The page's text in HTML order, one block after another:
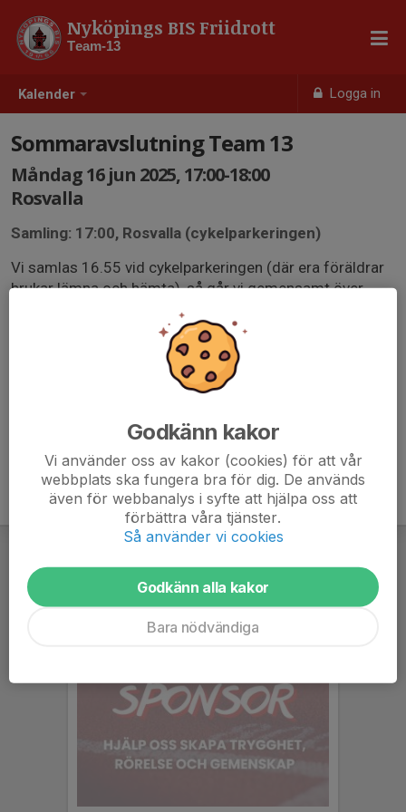
Kalender Logga in
Nyköpings BIS Friidrott
Team-13
Sommaravslutning Team 13
Måndag 16 jun 2025, 17:00-18:00
Rosvalla
Samling: 17:00, Rosvalla (cykelparkeringen)
Vi samlas 16.55 vid cykelparkeringen (där era föräldrar
brukar lämna och hämta), så går vi gemensamt över
Idrottsvägen och bort till gräsplanen.
Det blir rolig aktivitet, vattenlek (ta med vattenspruta)
samt avslutning med glass.
Godkänn kakor
Vi använder oss av kakor (cookies) för att vår
webbplats ska fungera bra för dig. De används
även för webbanalys i syfte att hjälpa oss att
förbättra våra tjänster.
Så använder vi cookies
Godkänn alla kakor
Bara nödvändiga